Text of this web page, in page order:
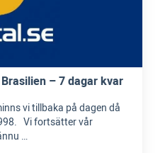
– 7 dagar kvar
vi tillbaka på dagen då
Vi fortsätter vår
…